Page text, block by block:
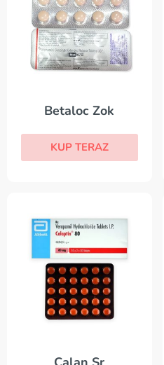
Betaloc Zok
KUP TERAZ